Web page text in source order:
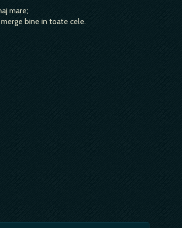
mare;
merge bine in toate cele.